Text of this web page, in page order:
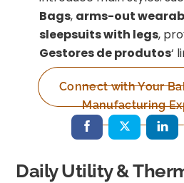
Bags, arms-out
sleepsuits with legs,
Gestores de produtos‘
Connect with Your
Manufacturing
Daily Utility &